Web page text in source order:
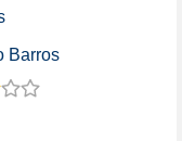
Barros